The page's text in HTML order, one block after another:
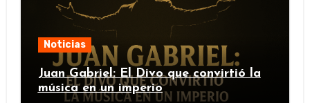
Noticias
Juan Gabriel: El Divo que convirtió la
música en un imperio